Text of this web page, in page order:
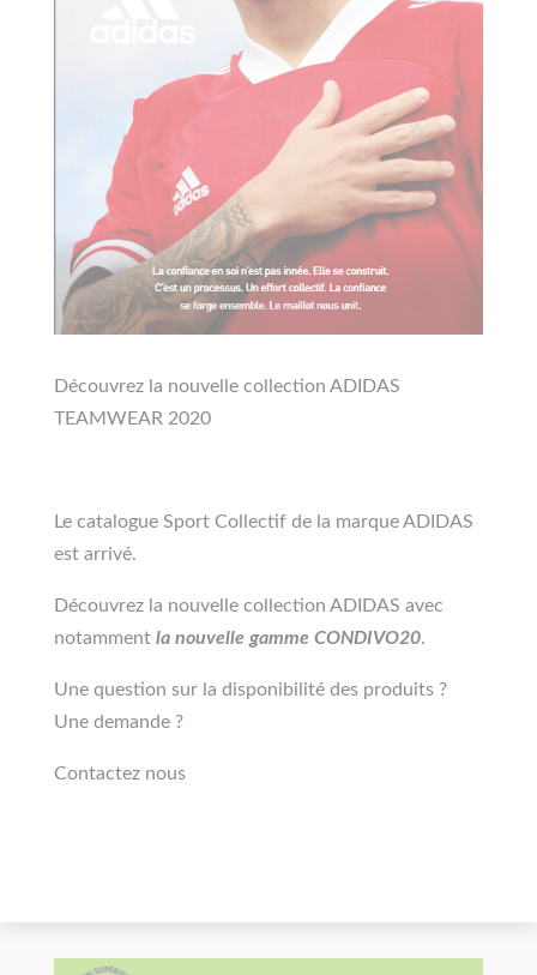
Découvrez la nouvelle collection ADIDAS
TEAMWEAR 2020
Le catalogue Sport Collectif de la marque ADIDAS
est arrivé.
Découvrez la nouvelle collection ADIDAS avec
notamment la nouvelle gamme CONDIVO20.
Une question sur la disponibilité des produits ?
Une demande ?
Contactez nous